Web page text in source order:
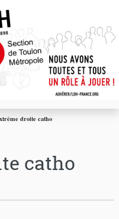
droite catho
catho